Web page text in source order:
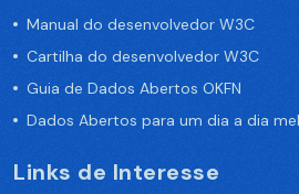
Manual do desenvolvedor W3C
Cartilha do desenvolvedor W3C
Guia de Dados Abertos OKFN
Dados Abertos para um dia a dia
Links de Interesse